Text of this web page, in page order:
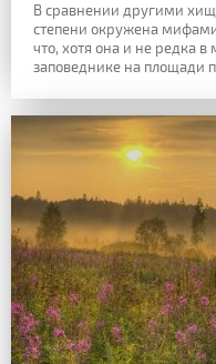
В сравнении другими
степени окружена
что, хотя она и не редка в
заповеднике на площади